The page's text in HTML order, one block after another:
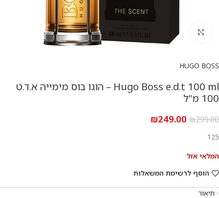
להגדלת התמונה
HUGO BOSS
Hugo Boss e.d.t 100 ml – הוגו בוס מימייה א.ד.ט
100 מ”ל
₪299.00
₪249.00
125
המלאי אזל
הוסף לרשימת המשאלות
תיאור